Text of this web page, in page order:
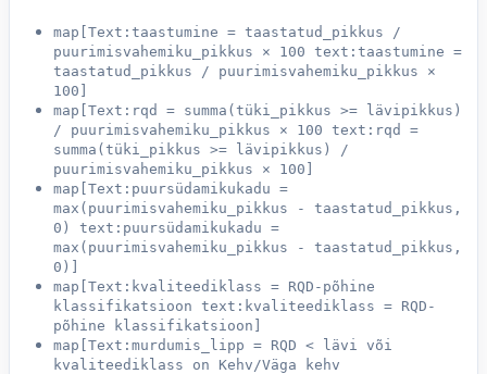
map[Text:taastumine = taastatud_pikkus /
puurimisvahemiku_pikkus × 100 text:taastumine =
taastatud_pikkus / puurimisvahemiku_pikkus ×
100]
map[Text:rqd = summa(tüki_pikkus >= lävipikkus)
/ puurimisvahemiku_pikkus × 100 text:rqd =
summa(tüki_pikkus >= lävipikkus) /
puurimisvahemiku_pikkus × 100]
map[Text:puursüdamikukadu =
max(puurimisvahemiku_pikkus - taastatud_pikkus,
0) text:puursüdamikukadu =
max(puurimisvahemiku_pikkus - taastatud_pikkus,
0)]
map[Text:kvaliteediklass = RQD-põhine
klassifikatsioon text:kvaliteediklass = RQD-
põhine klassifikatsioon]
map[Text:murdumis_lipp = RQD < lävi või
kvaliteediklass on Kehv/Väga kehv